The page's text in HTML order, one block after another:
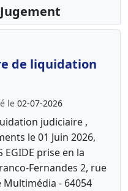
de liquidation
le 02-07-2026
judiciaire ,
le 01 Juin 2026,
prise en la
Fernandes 2, rue
Multimédia - 64054